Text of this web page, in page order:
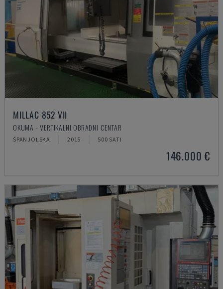
MILLAC 852 VII
OKUMA - VERTIKALNI OBRADNI CENTAR
ŠPANJOLSKA 2015 500 SATI
146.000 €